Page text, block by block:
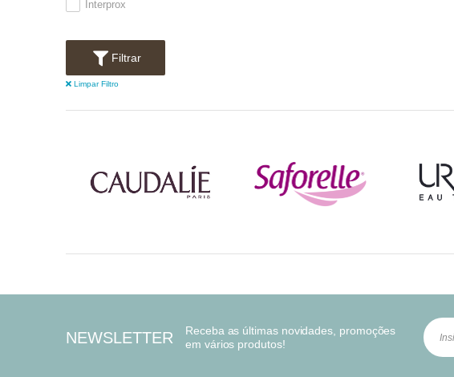
Interprox
Filtrar
Limpar Filtro
NEWSLETTER
Receba as últimas novidades, promoções
em vários produtos!